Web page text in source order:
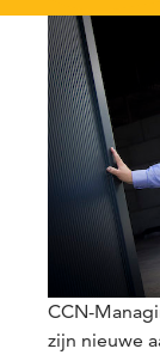
CCN-
zijn nieuwe